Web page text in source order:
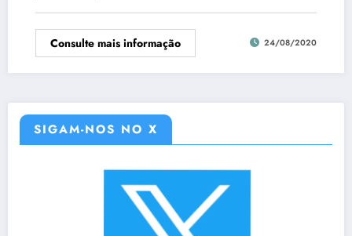
Consulte mais informação 24/08/2020
SIGAM-NOS NO X